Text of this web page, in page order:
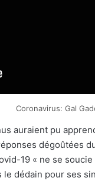
Coronavirus: Gal
auraient pu
dégoûtées
19 « ne se
dédain pour ses